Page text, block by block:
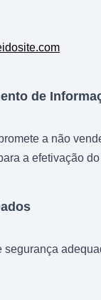
de
a não
a efetivação
segurança